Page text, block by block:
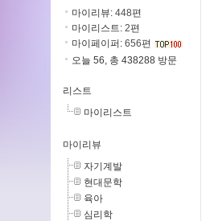
마이리뷰: 448편
마이리스트: 2편
마이페이퍼: 656편
오늘 56, 총 438288 방문
리스트
마이리스트
마이리뷰
자기계발
현대문학
육아
심리학